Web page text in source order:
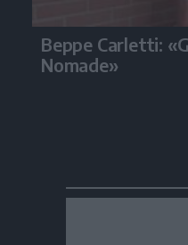
Beppe Carletti:
Nomade»